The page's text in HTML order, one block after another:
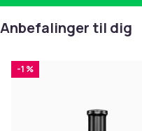
Anbefalinger til dig
-1 %